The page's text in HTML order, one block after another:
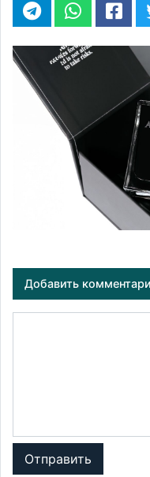
Добавить
Отправить